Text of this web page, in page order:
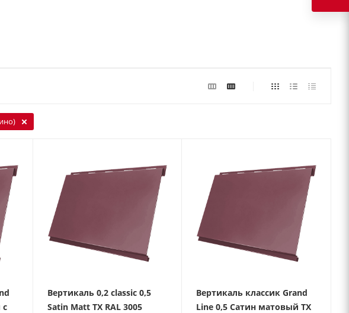
Вертикаль 0,2 classic 0,5
Satin Matt TX RAL 3005
Вертикаль классик Grand
Line 0,5 Сатин матовый ТХ